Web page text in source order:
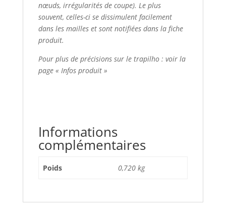
nœuds, irrégularités de coupe). Le plus
souvent, celles-ci se dissimulent facilement
dans les mailles et sont notifiées dans la fiche
produit.
Pour plus de précisions sur le trapilho : voir la
page « Infos produit »
Informations
complémentaires
Poids 0,720 kg